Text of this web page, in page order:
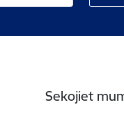
Sekojiet